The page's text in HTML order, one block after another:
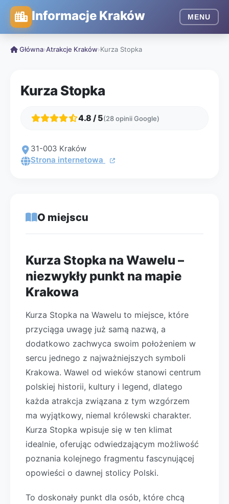
Informacje Kraków MENU
Główna›Atrakcje Kraków›Kurza Stopka
Kurza Stopka
4.8 / 5(28 opinii Google)
31-003 Kraków
Strona internetowa
O miejscu
Kurza Stopka na Wawelu –
niezwykły punkt na mapie
Krakowa
Kurza Stopka na Wawelu to miejsce, które
przyciąga uwagę już samą nazwą, a
dodatkowo zachwyca swoim położeniem w
sercu jednego z najważniejszych symboli
Krakowa. Wawel od wieków stanowi centrum
polskiej historii, kultury i legend, dlatego
każda atrakcja związana z tym wzgórzem
ma wyjątkowy, niemal królewski charakter.
Kurza Stopka wpisuje się w ten klimat
idealnie, oferując odwiedzającym możliwość
poznania kolejnego fragmentu fascynującej
opowieści o dawnej stolicy Polski.
To doskonały punkt dla osób, które chcą